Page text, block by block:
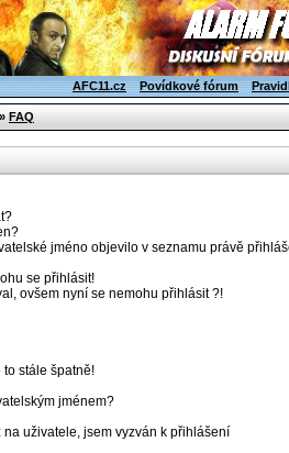
AFC11.cz Povídkové fórum
» FAQ
jméno objevilo v seznamu právě
se přihlásit!
ovšem nyní se nemohu přihlásit ?!
stále špatně!
jménem?
uživatele, jsem vyzván k přihlášení